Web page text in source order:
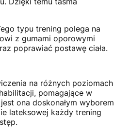
typu trening polega na
z gumami oporowymi
poprawiać postawę ciała.
na różnych poziomach
pomagające w
ona doskonałym wyborem
lateksowej każdy trening